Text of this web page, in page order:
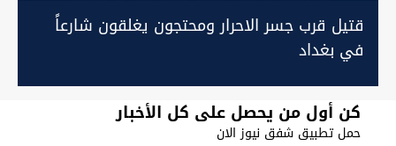
قتيل قرب جسر الاحرار ومحتجون يغلقون شارعاً
في بغداد
كن أول من يحصل على كل الأخبار
حمل تطبيق شفق نيوز الان